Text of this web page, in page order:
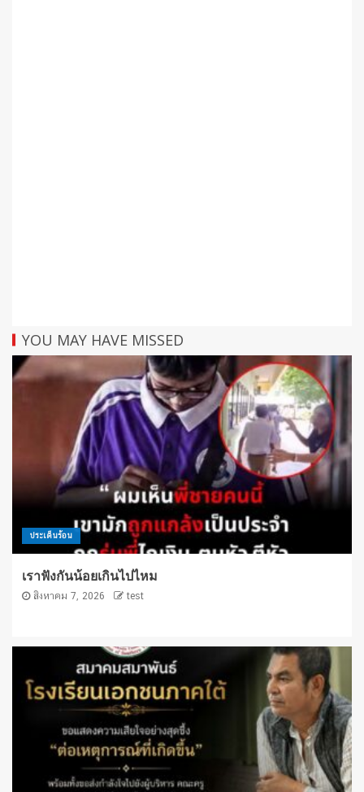
YOU MAY HAVE MISSED
ประเด็นร้อน
เราฟังกันน้อยเกินไปไหม
สิงหาคม 7, 2026 test